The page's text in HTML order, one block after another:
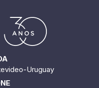
Uruguay